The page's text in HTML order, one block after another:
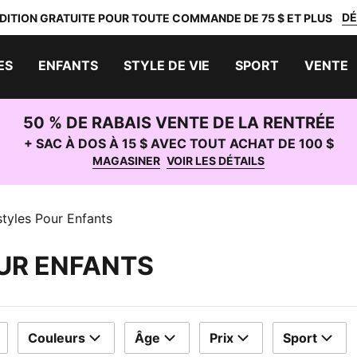
GRATUITE POUR TOUTE COMMANDE DE 75 $ ET PLUS
ENFANTS STYLE DE VIE SPORT VENTE
50 % DE RABAIS VENTE DE LA RENTRÉE
+ SAC À DOS À 15 $ AVEC TOUT ACHAT DE 100 $
MAGASINER VOIR LES DÉTAILS
Pour Enfants
ENFANTS
Couleurs Âge Prix Sport